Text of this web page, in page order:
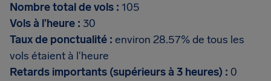
Nombre total de vols : 105
Vols à l’heure : 30
Taux de ponctualité : environ 28.57% de tous les
vols étaient à l'heure
Retards importants (supérieurs à 3 heures) : 0